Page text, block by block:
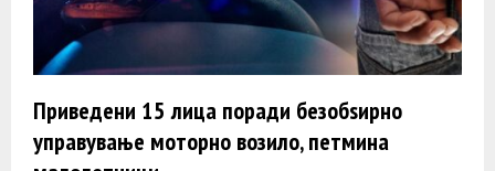
Приведени 15 лица поради безобѕирно
управување моторно возило, петмина